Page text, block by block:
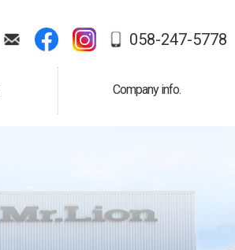
058-247-5778
Company info.
会社案内